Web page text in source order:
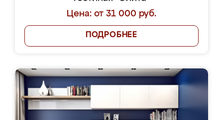
Цена: от 31 000 руб.
ПОДРОБНЕЕ